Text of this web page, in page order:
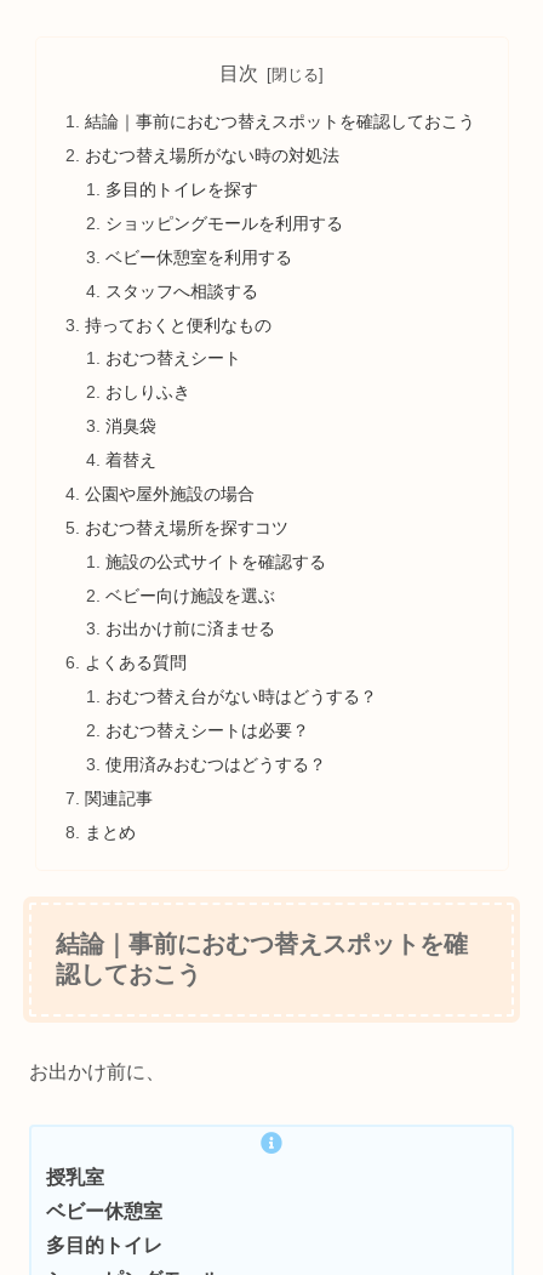
目次
結論｜事前におむつ替えスポットを確認しておこう
おむつ替え場所がない時の対処法
多目的トイレを探す
ショッピングモールを利用する
ベビー休憩室を利用する
スタッフへ相談する
持っておくと便利なもの
おむつ替えシート
おしりふき
消臭袋
着替え
公園や屋外施設の場合
おむつ替え場所を探すコツ
施設の公式サイトを確認する
ベビー向け施設を選ぶ
お出かけ前に済ませる
よくある質問
おむつ替え台がない時はどうする？
おむつ替えシートは必要？
使用済みおむつはどうする？
関連記事
まとめ
結論｜事前におむつ替えスポットを確
認しておこう
お出かけ前に、
授乳室
ベビー休憩室
多目的トイレ